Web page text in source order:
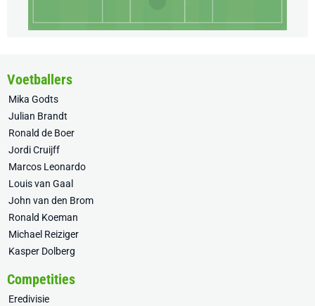
Voetballers
Mika Godts
Julian Brandt
Ronald de Boer
Jordi Cruijff
Marcos Leonardo
Louis van Gaal
John van den Brom
Ronald Koeman
Michael Reiziger
Kasper Dolberg
Competities
Eredivisie